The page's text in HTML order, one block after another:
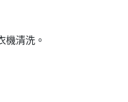
機清洗。